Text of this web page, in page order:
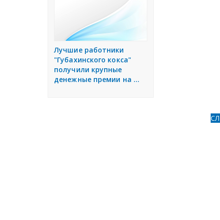
Лучшие работники
"Губахинского кокса"
получили крупные
денежные премии на ...